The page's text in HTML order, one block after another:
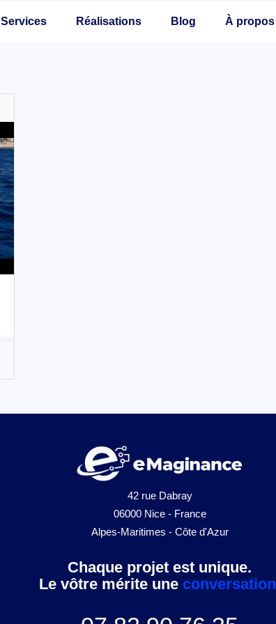
Services Réalisations Blog À propos
42 rue Dabray
06000 Nice - France
Alpes-Maritimes - Côte d'Azur
Chaque projet est unique.
Le vôtre mérite une conversation